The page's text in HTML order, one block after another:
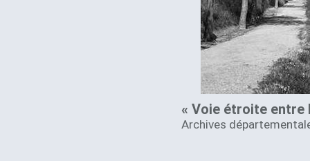
« Voie étroite entre
Archives